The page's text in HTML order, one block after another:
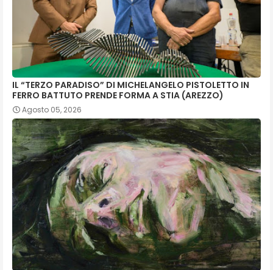
IL “TERZO PARADISO” DI MICHELANGELO PISTOLETTO IN
FERRO BATTUTO PRENDE FORMA A STIA (AREZZO)
Agosto 05, 2026